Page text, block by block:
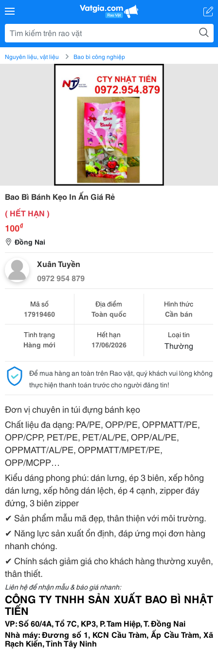
Nguyên liệu, vật liệu Bao bì công nghiệp
Bao Bì Bánh Kẹo In Ấn Giá Rẻ
( HẾT HẠN )
100₫
Đồng Nai
Xuân Tuyền
0972 954 879
Mã số
17919460
Địa điểm
Toàn quốc
Hình thức
Cần bán
Tình trạng
Hàng mới
Hết hạn
17/06/2026
Loại tin
Thường
Để mua hàng an toàn trên Rao vặt, quý khách vui lòng không
thực hiện thanh toán trước cho người đăng tin!
Đơn vị chuyên in túi đựng bánh kẹo
Chất liệu đa dạng: PA/PE, OPP/PE, OPPMATT/PE,
OPP/CPP, PET/PE, PET/AL/PE, OPP/AL/PE,
OPPMATT/AL/PE, OPPMATT/MPET/PE,
OPP/MCPP…
Kiểu dáng phong phú: dán lưng, ép 3 biên, xếp hông
dán lưng, xếp hông dán lệch, ép 4 cạnh, zipper đáy
đứng, 3 biên zipper
✔ Sản phẩm mẫu mã đẹp, thân thiện với môi trường.
✔ Năng lực sản xuất ổn định, đáp ứng mọi đơn hàng
nhanh chóng.
✔ Chính sách giảm giá cho khách hàng thường xuyên,
thân thiết.
Liên hệ để nhận mẫu & báo giá nhanh:
CÔNG TY TNHH SẢN XUẤT BAO BÌ NHẬT
TIẾN
VP: Số 60/4A, Tổ 7C, KP3, P. Tam Hiệp, T. Đồng Nai
Nhà máy: Đương số 1, KCN Cầu Tràm, Ấp Cầu Tràm, Xã
Rạch Kiến, Tỉnh Tây Ninh